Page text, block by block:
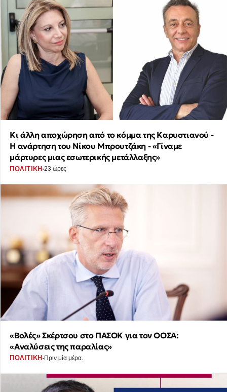
Κι άλλη αποχώρηση από το κόμμα της Καρυστιανού -
Η ανάρτηση του Νίκου Μπρουτζάκη - «Γίναμε
μάρτυρες μιας εσωτερικής μετάλλαξης»
ΠΟΛΙΤΙΚΗ·23 ώρες
«Βολές» Σκέρτσου στο ΠΑΣΟΚ για τον ΟΟΣΑ:
«Αναλύσεις της παραλίας»
ΠΟΛΙΤΙΚΗ · Πριν μία μέρα.